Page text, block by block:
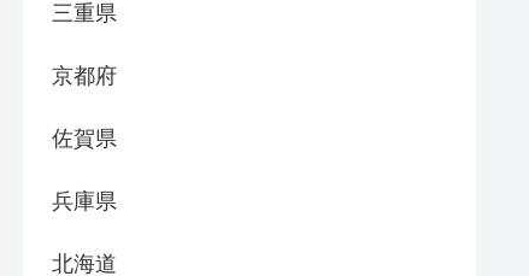
三重県
京都府
佐賀県
兵庫県
北海道